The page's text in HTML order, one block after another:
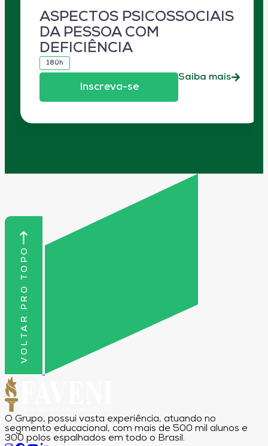
ASPECTOS PSICOSSOCIAIS
DA PESSOA COM
DEFICIÊNCIA
180h
Inscreva-se
Saiba mais
VOLTAR PRO TOPO
O Grupo, possui vasta experiência, atuando no
segmento educacional, com mais de 500 mil alunos e
300 polos espalhados em todo o Brasil.